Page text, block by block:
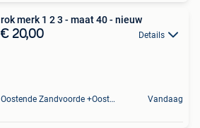
rok merk 1 2 3 - maat 40 - nieuw
€ 20,00 Details
Oostende Zandvoorde +Oostende Vandaag